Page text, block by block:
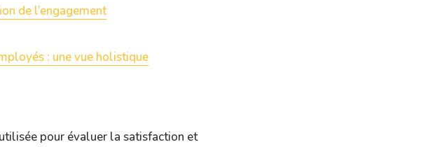
de l’engagement
: une vue holistique
pour évaluer la satisfaction et